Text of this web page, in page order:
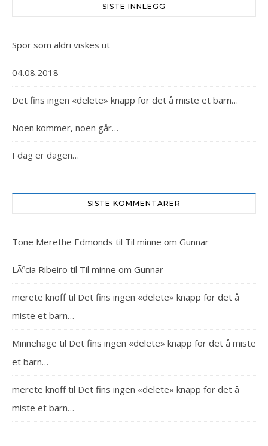
SISTE INNLEGG
Spor som aldri viskes ut
04.08.2018
Det fins ingen «delete» knapp for det å miste et barn…
Noen kommer, noen går…
I dag er dagen…
SISTE KOMMENTARER
Tone Merethe Edmonds til Til minne om Gunnar
LÃºcia Ribeiro til Til minne om Gunnar
merete knofftil Det fins ingen «delete» knapp for det å
miste et barn…
Minnehage til Det fins ingen «delete» knapp for det å miste
et barn…
merete knofftil Det fins ingen «delete» knapp for det å
miste et barn…